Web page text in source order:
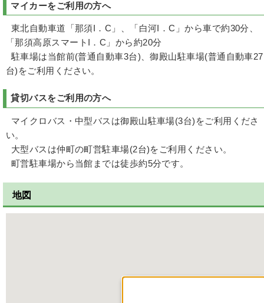
マイカーをご利用の方へ
東北自動車道「那須I．C」、「白河I．C」から車で約30分、
「那須高原スマートI．C」から約20分
駐車場は当館前(普通自動車3台)、御殿山駐車場(普通自動車27
台)をご利用ください。
貸切バスをご利用の方へ
マイクロバス・中型バスは御殿山駐車場(3台)をご利用くださ
い。
大型バスは仲町の町営駐車場(2台)をご利用ください。
町営駐車場から当館までは徒歩約5分です。
地図